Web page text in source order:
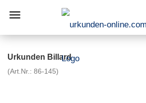
Urkunden Billard
(Art.Nr.: 86-145)